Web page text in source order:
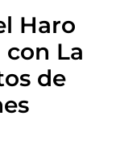
Haro
La
de